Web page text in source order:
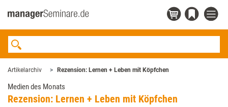
Artikelarchiv Rezension: Lernen + Leben mit Köpfchen
Medien des Monats
Rezension: Lernen + Leben mit Köpfchen